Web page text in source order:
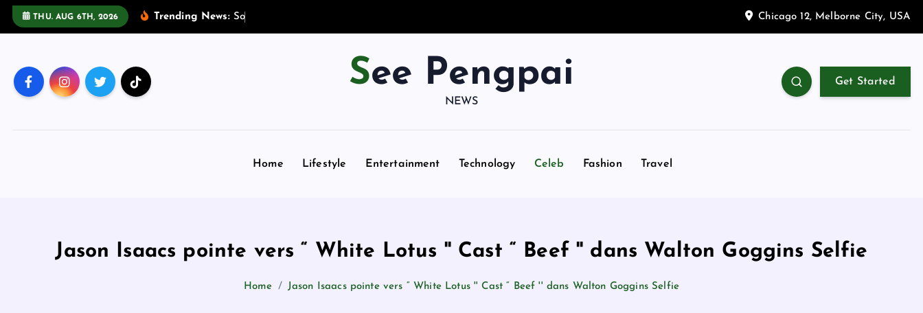
THU. AUG 6TH, 2026 Trending News: So Chicago 12, Melborne City, USA
See Pengpai
NEWS
Get Started
Home Lifestyle Entertainment Technology Celeb Fashion Travel
Jason Isaacs pointe vers “ White Lotus '' Cast “ Beef '' dans Walton Goggins Selfie
Home Jason Isaacs pointe vers “ White Lotus '' Cast “ Beef '' dans Walton Goggins Selfie